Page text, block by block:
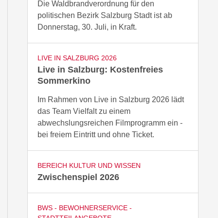
Die Waldbrandverordnung für den
politischen Bezirk Salzburg Stadt ist ab
Donnerstag, 30. Juli, in Kraft.
LIVE IN SALZBURG 2026
Live in Salzburg: Kostenfreies
Sommerkino
Im Rahmen von Live in Salzburg 2026 lädt
das Team Vielfalt zu einem
abwechslungsreichen Filmprogramm ein -
bei freiem Eintritt und ohne Ticket.
BEREICH KULTUR UND WISSEN
Zwischenspiel 2026
BWS - BEWOHNERSERVICE -